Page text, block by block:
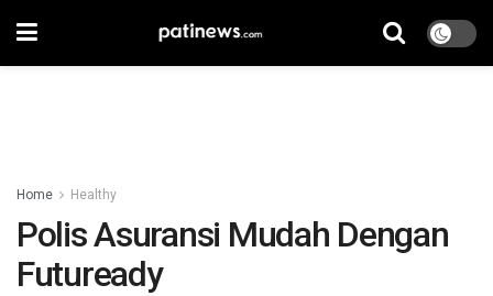
Home Healthy
Polis Asuransi Mudah Dengan
Futuready